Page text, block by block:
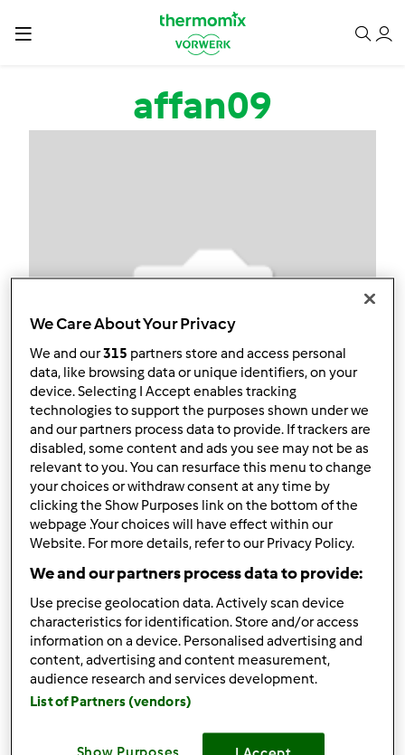
affan09
Obserwuj Block
affan09
Który model Thermomix ® posiadasz?
tm6
Komentarze
We Care About Your Privacy
We and our315 partners store and access personal
data, like browsing data or unique identifiers, on your
device. Selecting I Accept enables tracking
technologies to support the purposes shown under we
and our partners process data to provide. If trackers are
disabled, some content and ads you see may not be as
relevant to you. You can resurface this menu to change
your choices or withdraw consent at any time by
clicking the Show Purposes link on the bottom of the
webpage .Your choices will have effect within our
Website. For more details, refer to our Privacy Policy.
We and our partners process data to provide:
Use precise geolocation data. Actively scan device
characteristics for identification. Store and/or access
information on a device. Personalised advertising and
content, advertising and content measurement,
audience research and services development.
List of Partners (vendors)